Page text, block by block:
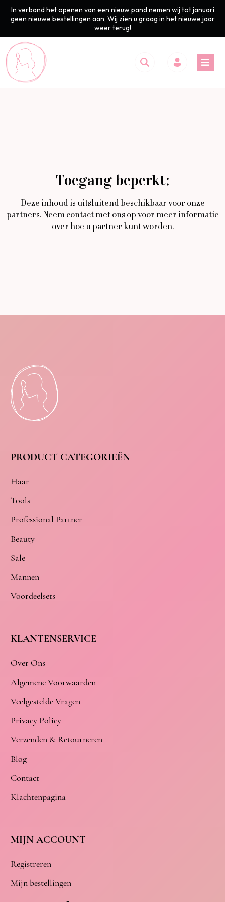
In verband het openen van een nieuw pand nemen wij tot januari
geen nieuwe bestellingen aan, Wij zien u graag in het nieuwe jaar
weer terug!
Toegang beperkt:
Deze inhoud is uitsluitend beschikbaar voor onze
partners. Neem contact met ons op voor meer informatie
over hoe u partner kunt worden.
PRODUCT CATEGORIEËN
Haar
Tools
Professional Partner
Beauty
Sale
Mannen
Voordeelsets
KLANTENSERVICE
Over Ons
Algemene Voorwaarden
Veelgestelde Vragen
Privacy Policy
Verzenden & Retourneren
Blog
Contact
Klachtenpagina
MIJN ACCOUNT
Registreren
Mijn bestellingen